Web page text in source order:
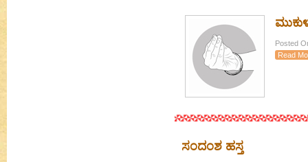
Posted
Read
ಸಂದಂಶ ಹಸ್ತ